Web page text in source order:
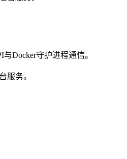
Docker守护进程通信。
服务。